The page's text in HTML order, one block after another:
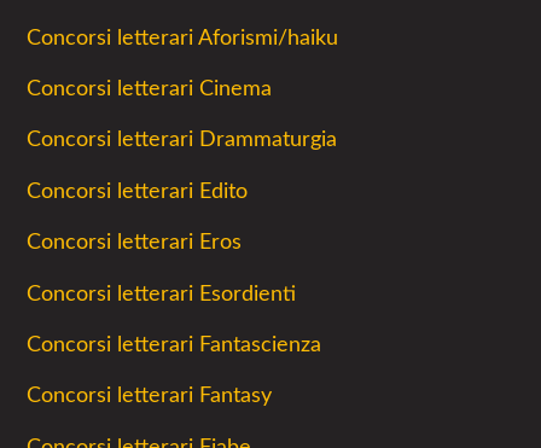
Concorsi letterari Aforismi/haiku
Concorsi letterari Cinema
Concorsi letterari Drammaturgia
Concorsi letterari Edito
Concorsi letterari Eros
Concorsi letterari Esordienti
Concorsi letterari Fantascienza
Concorsi letterari Fantasy